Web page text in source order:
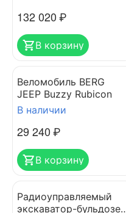
132 020₽
В корзину
Веломобиль BERG
JEEP Buzzy Rubicon
В наличии
29 240₽
В корзину
Радиоуправляемый
экскаватор-бульдозер